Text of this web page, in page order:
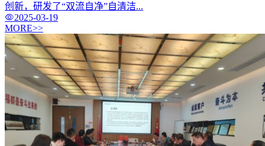
创新，研发了“双流自净”自清洁...
2025-03-19
MORE>>